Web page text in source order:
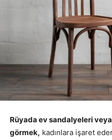
Rüyada ev sandalyeleri
görmek, kadınlara işaret